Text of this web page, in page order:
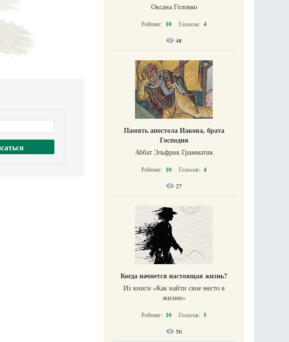
Оксана Головко
Рейтинг: 10 Голосов: 4
48
Память апостола Иакова, брата
Господня
Аббат Эльфрик Грамматик
Рейтинг: 10 Голосов: 4
27
Когда начнется настоящая жизнь?
Из книги «Как найти свое место в
жизни​»
Рейтинг: 10 Голосов: 5
50